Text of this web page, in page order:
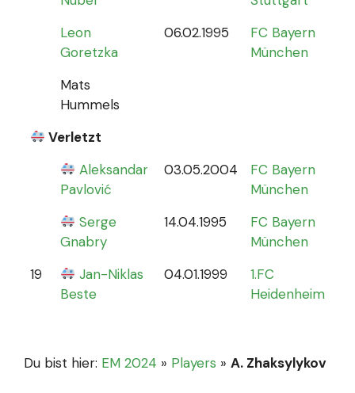
Leon
Goretzka
06.02.1995
FC Bayern
München
Mats
Hummels
Verletzt
Aleksandar
Pavlović
03.05.2004
FC Bayern
München
Serge
Gnabry
14.04.1995
FC Bayern
München
19
Jan-Niklas
Beste
04.01.1999
1.FC
Heidenheim
Du bist hier: EM 2024 » Players » A. Zhaksylykov